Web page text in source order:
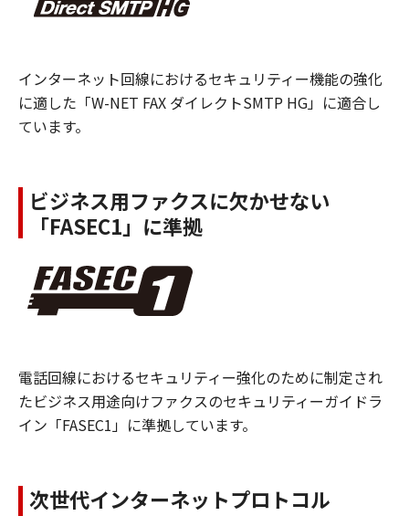
インターネット回線におけるセキュリティー機能の強化
に適した「W-NET FAX ダイレクトSMTP HG」に適合し
ています。
ビジネス用ファクスに欠かせない
「FASEC1」に準拠
電話回線におけるセキュリティー強化のために制定され
たビジネス用途向けファクスのセキュリティーガイドラ
イン「FASEC1」に準拠しています。
次世代インターネットプロトコル